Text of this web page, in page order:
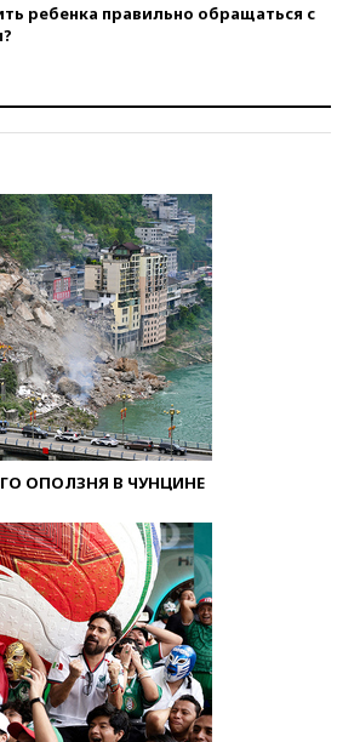
ребенка правильно обращаться с
ОПОЛЗНЯ В ЧУНЦИНЕ